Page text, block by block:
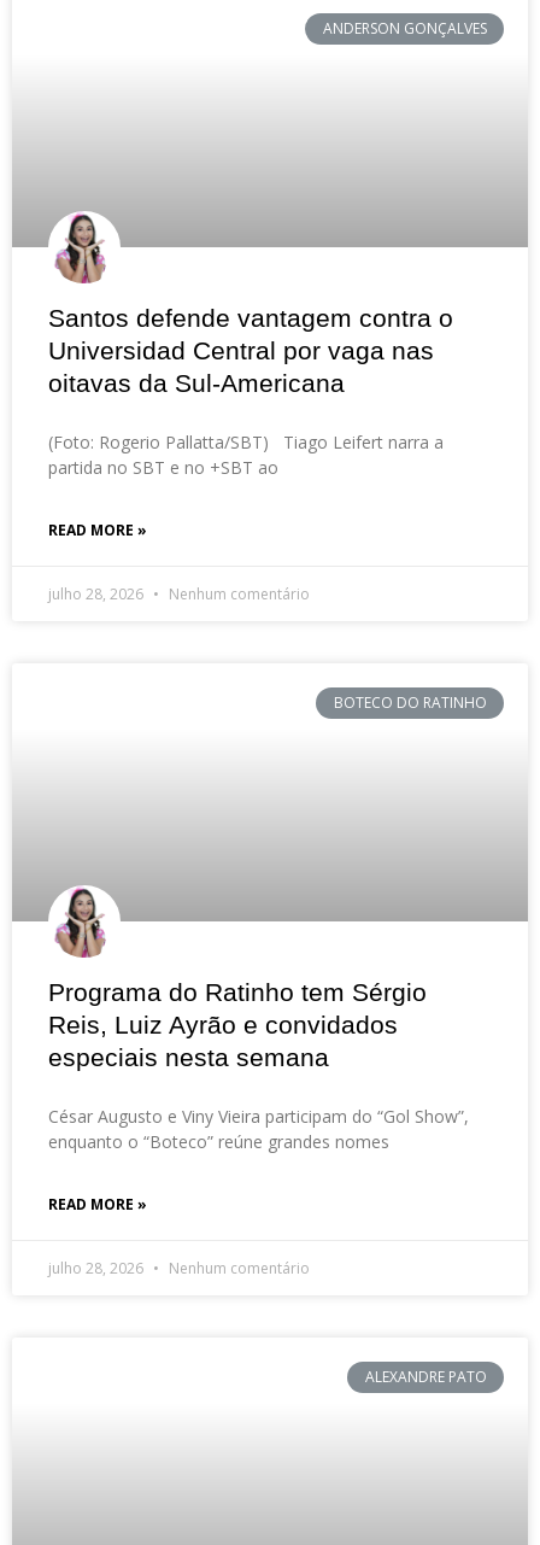
ANDERSON GONÇALVES
Santos defende vantagem contra o
Universidad Central por vaga nas
oitavas da Sul-Americana
(Foto: Rogerio Pallatta/SBT) Tiago Leifert narra a
partida no SBT e no +SBT ao
READ MORE »
julho 28, 2026 Nenhum comentário
BOTECO DO RATINHO
Programa do Ratinho tem Sérgio
Reis, Luiz Ayrão e convidados
especiais nesta semana
César Augusto e Viny Vieira participam do “Gol Show”,
enquanto o “Boteco” reúne grandes nomes
READ MORE »
julho 28, 2026 Nenhum comentário
ALEXANDRE PATO